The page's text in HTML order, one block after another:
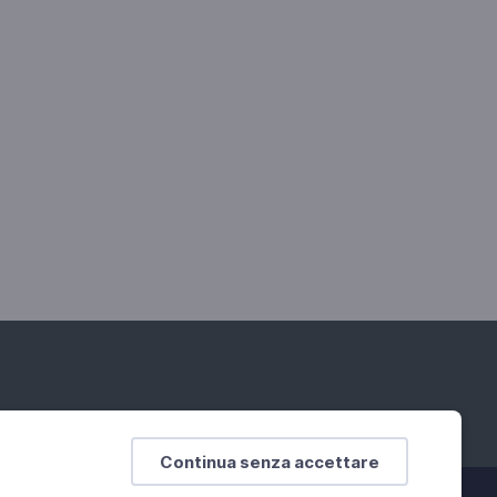
Continua senza accettare